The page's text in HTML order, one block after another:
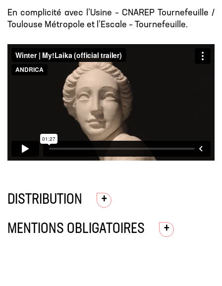
En complicité avec l’Usine – CNAREP Tournefeuille /
Toulouse Métropole et l’Escale – Tournefeuille.
DISTRIBUTION
MENTIONS OBLIGATOIRES